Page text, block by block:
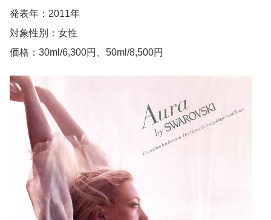
発表年：2011年
対象性別：女性
価格：30ml/6,300円、50ml/8,500円